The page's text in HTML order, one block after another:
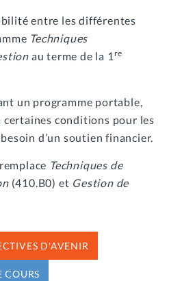
entre les différentes
Techniques
au terme de la 1 re
un programme portable,
certaines conditions pour les
d’un soutien financier.
Techniques de
(410.B0) et Gestion de
D'AVENIR
COURS